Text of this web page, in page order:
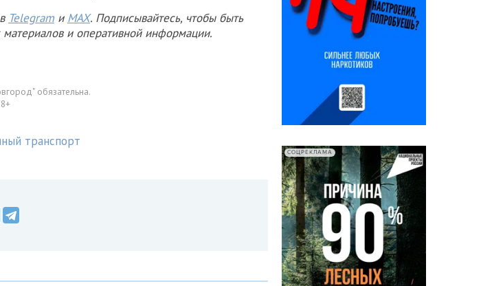
Telegram и MAX. Подписывайтесь, чтобы быть
и оперативной информации.
обязательна.
транспорт
СОЦРЕКЛАМА